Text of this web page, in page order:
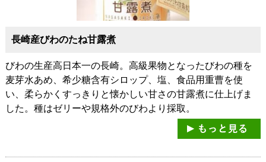
長崎産びわのたね甘露煮
びわの生産高日本一の長崎。高級果物となったびわの種を
麦芽水あめ、希少糖含有シロップ、塩、食品用重曹を使
い、柔らかくすっきりと懐かしい甘さの甘露煮に仕上げま
した。種はゼリーや規格外のびわより採取。